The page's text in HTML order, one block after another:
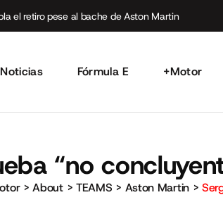
el retiro pese al bache de Aston Martin
Fórmula E +Motor
“no
>About> TEAMS > Aston Martin>